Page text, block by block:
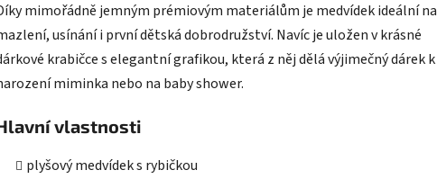
mimořádně jemným prémiovým materiálům je medvídek ideální na
usínání i první dětská dobrodružství. Navíc je uložen v krásné
krabičce s elegantní grafikou, která z něj dělá výjimečný dárek k
miminka nebo na baby shower.
vlastnosti
plyšový medvídek s rybičkou